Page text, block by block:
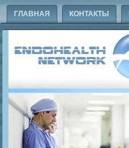
ГЛАВНАЯ КОНТАКТЫ